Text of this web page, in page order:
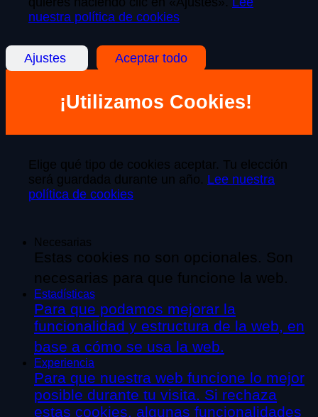
nuestra política de cookies
Ajustes Aceptar todo
¡Utilizamos Cookies!
Elige qué tipo de cookies aceptar. Tu elección
será guardada durante un año. Lee nuestra
política de cookies
Necesarias
Estas cookies no son opcionales. Son
necesarias para que funcione la web.
Estadísticas
Para que podamos mejorar la
funcionalidad y estructura de la web, en
base a cómo se usa la web.
Experiencia
Para que nuestra web funcione lo mejor
posible durante tu visita. Si rechaza
estas cookies, algunas funcionalidades